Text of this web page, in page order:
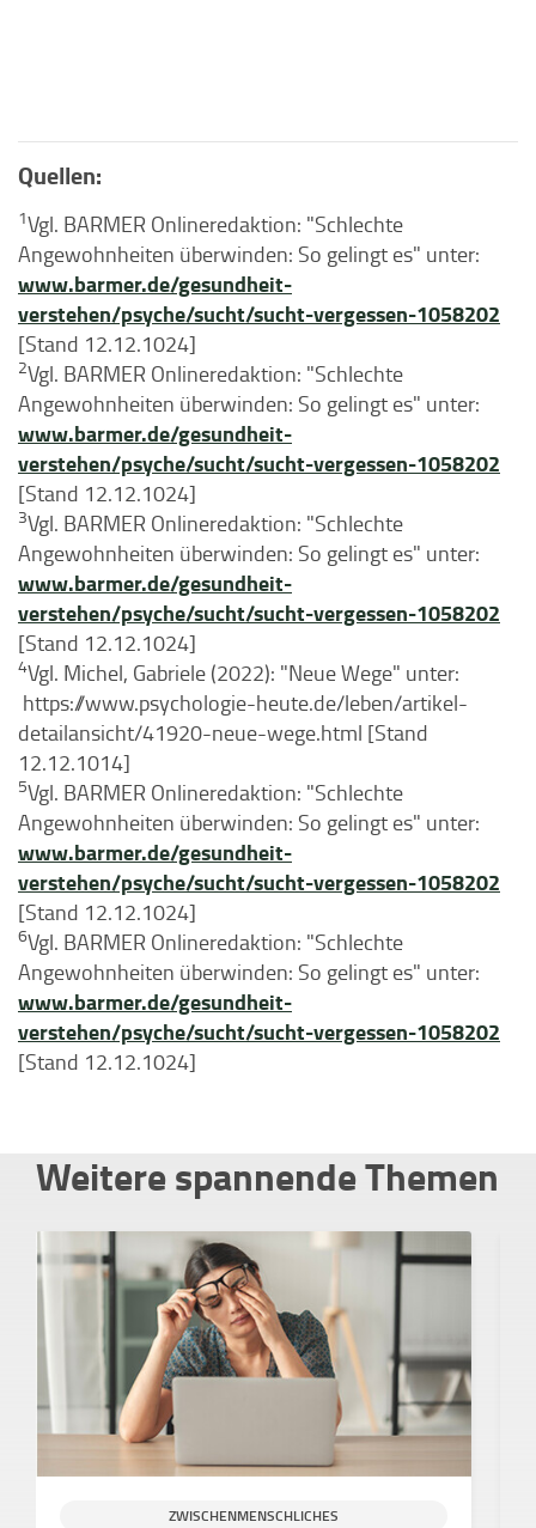
Quellen:
1Vgl. BARMER Onlineredaktion: "Schlechte
Angewohnheiten überwinden: So gelingt es" unter:
www.barmer.de/gesundheit-
verstehen/psyche/sucht/sucht-vergessen-1058202
[Stand 12.12.1024]
2Vgl. BARMER Onlineredaktion: "Schlechte
Angewohnheiten überwinden: So gelingt es" unter:
www.barmer.de/gesundheit-
verstehen/psyche/sucht/sucht-vergessen-1058202
[Stand 12.12.1024]
3Vgl. BARMER Onlineredaktion: "Schlechte
Angewohnheiten überwinden: So gelingt es" unter:
www.barmer.de/gesundheit-
verstehen/psyche/sucht/sucht-vergessen-1058202
[Stand 12.12.1024]
4Vgl. Michel, Gabriele (2022): "Neue Wege" unter:
https://www.psychologie-heute.de/leben/artikel-
detailansicht/41920-neue-wege.html [Stand
12.12.1014]
5Vgl. BARMER Onlineredaktion: "Schlechte
Angewohnheiten überwinden: So gelingt es" unter:
www.barmer.de/gesundheit-
verstehen/psyche/sucht/sucht-vergessen-1058202
[Stand 12.12.1024]
6Vgl. BARMER Onlineredaktion: "Schlechte
Angewohnheiten überwinden: So gelingt es" unter:
www.barmer.de/gesundheit-
verstehen/psyche/sucht/sucht-vergessen-1058202
[Stand 12.12.1024]
Weitere spannende Themen
ZWISCHENMENSCHLICHES